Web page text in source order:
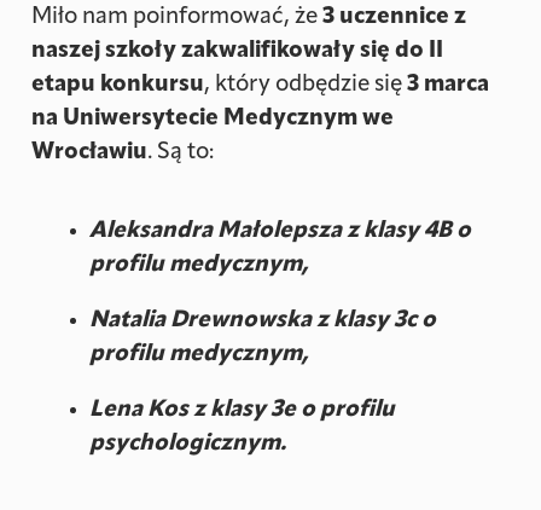
Miło nam poinformować, że3 uczennice z
naszej szkoły zakwalifikowały się do II
etapu konkursu, który odbędzie się3 marca
na Uniwersytecie Medycznym we
Wrocławiu. Są to:
Aleksandra Małolepsza z klasy 4B o
profilu medycznym,
Natalia Drewnowska z klasy 3c o
profilu medycznym,
Lena Kos z klasy 3e o profilu
psychologicznym.